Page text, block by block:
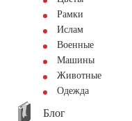
Рамки
Ислам
Военные
Машины
Животные
Одежда
Блог